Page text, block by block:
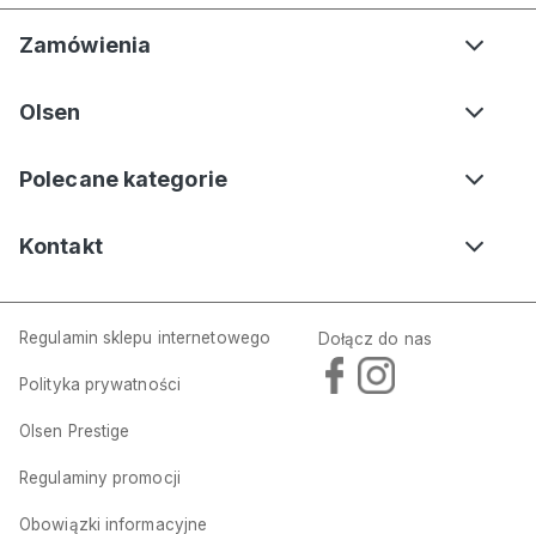
Zamówienia
Olsen
Polecane kategorie
Kontakt
Regulamin sklepu internetowego
Polityka prywatności
Olsen Prestige
Regulaminy promocji
Obowiązki informacyjne
Dołącz do nas